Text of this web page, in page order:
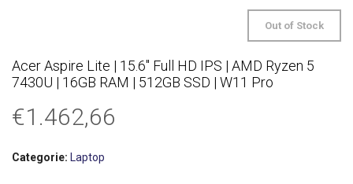
Out of Stock
Acer Aspire Lite | 15.6″ Full HD IPS | AMD Ryzen 5
7430U | 16GB RAM | 512GB SSD | W11 Pro
€1.462,66
Categorie: Laptop